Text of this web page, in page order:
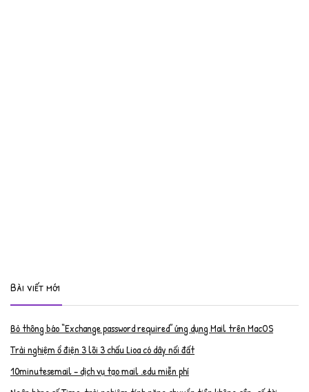
Bài viết mới
Bỏ thông báo “Exchange password required” ứng dụng Mail trên MacOS
Trải nghiệm ổ điện 3 lõi 3 chấu Lioa có dây nối đất
10minutesemail – dịch vụ tạo mail .edu miễn phí